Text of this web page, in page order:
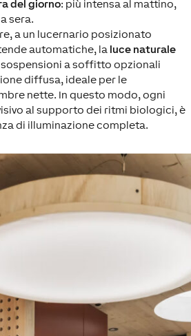
del giorno: più intensa al mattino,
sera.
a un lucernario posizionato
automatiche, la luce naturale
sospensioni a soffitto opzionali
diffusa, ideale per le
nette. In questo modo, ogni
al supporto dei ritmi biologici, è
di illuminazione completa.